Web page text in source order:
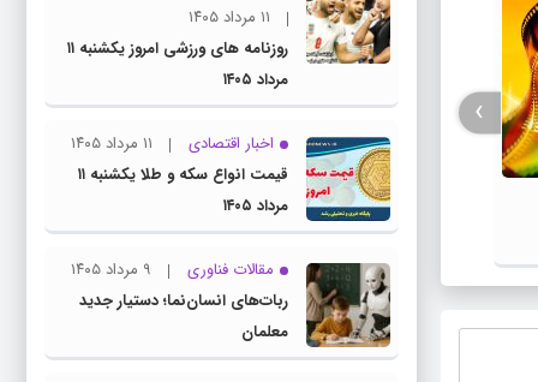
فیلم / پزشکیان: استعفا نخواهم داد و
خواهم ایستاد
›
۱۱ مرداد ۱۴۰۵
روزنامه های ورزشی امروز یکشنبه ۱۱
مرداد ۱۴۰۵
اخبار اقتصادی
۱۱ مرداد ۱۴۰۵
قیمت انواع سکه و طلا یکشنبه ۱۱
مرداد ۱۴۰۵
مقالات فناوری
۹ مرداد ۱۴۰۵
ربات‌های انسان‌نما؛ دستیار جدید
معلمان